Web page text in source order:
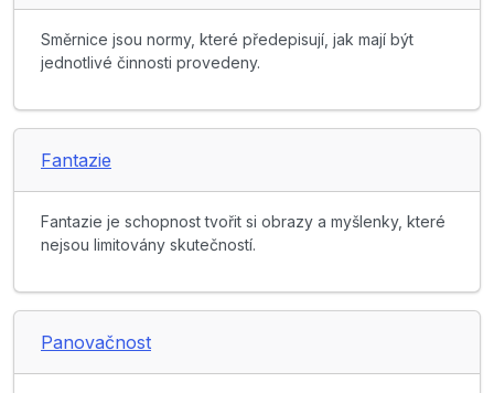
Směrnice jsou normy, které předepisují, jak mají být
jednotlivé činnosti provedeny.
Fantazie
Fantazie je schopnost tvořit si obrazy a myšlenky, které
nejsou limitovány skutečností.
Panovačnost